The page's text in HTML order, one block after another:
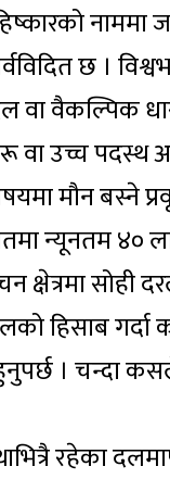
नाममा
छ ।
वा वैकल्पिक
वा उच्च पदस्थ
मौन बस्ने
न्यूनतम ४०
क्षेत्रमा सोही
हिसाब गर्दा
हुनुपर्छ । चन्दा
रहेका